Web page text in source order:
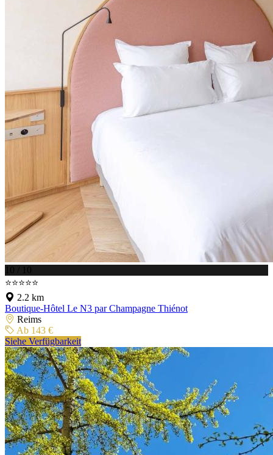
10 / 10
⭐⭐⭐⭐⭐
2.2 km
Boutique-Hôtel Le N3 par Champagne Thiénot
Reims
Ab 143 €
Siehe Verfügbarkeit